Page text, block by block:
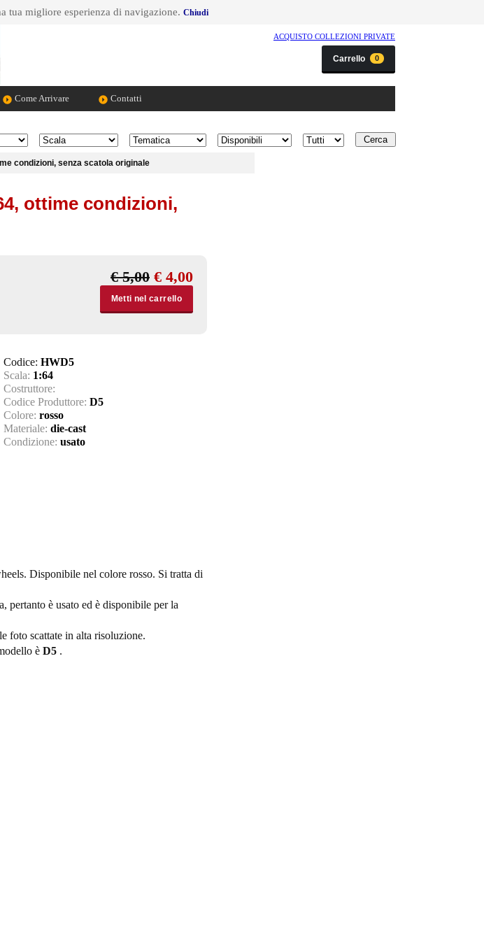
tua migliore esperienza di navigazione.Chiudi
ACQUISTO COLLEZIONI PRIVATE
Carrello 0
Come Arrivare Contatti
Scala Tematica Disponibilità Condizione
condizioni, senza scatola originale
ottime condizioni,
€ 5,00 € 4,00
Metti nel carrello
Codice: HWD5
Scala: 1:64
Costruttore:
Codice Produttore: D5
Colore: rosso
Materiale: die-cast
Condizione: usato
Disponibile nel colore rosso. Si tratta di
pertanto è usato ed è disponibile per la
foto scattate in alta risoluzione.
è D5 .